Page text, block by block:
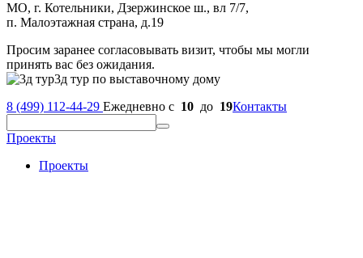
МО, г. Котельники, Дзержинское ш., вл 7/7,
п. Малоэтажная страна, д.19
Просим заранее согласовывать визит, чтобы мы могли
принять вас без ожидания.
3д тур по выставочному дому
8 (499) 112-44-29 Ежедневно с 10 до 19Контакты
Проекты
Проекты